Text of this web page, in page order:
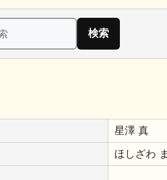
星澤 真
ほしざわ